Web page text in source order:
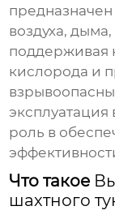
предназначен
воздуха,
поддерживая
кислорода и
роль в
Что такое
шахтного